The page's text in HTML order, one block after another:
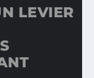
LEVIER